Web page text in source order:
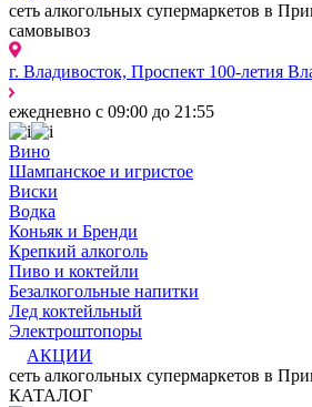
сеть алкогольных супермаркетов в
самовывоз
г. Владивосток, Проспект 100-летия
ежедневно с 09:00 до 21:55
Вино
Шампанское и игристое
Виски
Водка
Коньяк и Бренди
Крепкий алкоголь
Пиво и коктейли
Безалкогольные напитки
Лед коктейльный
Электроштопоры
АКЦИИ
сеть алкогольных супермаркетов в
КАТАЛОГ